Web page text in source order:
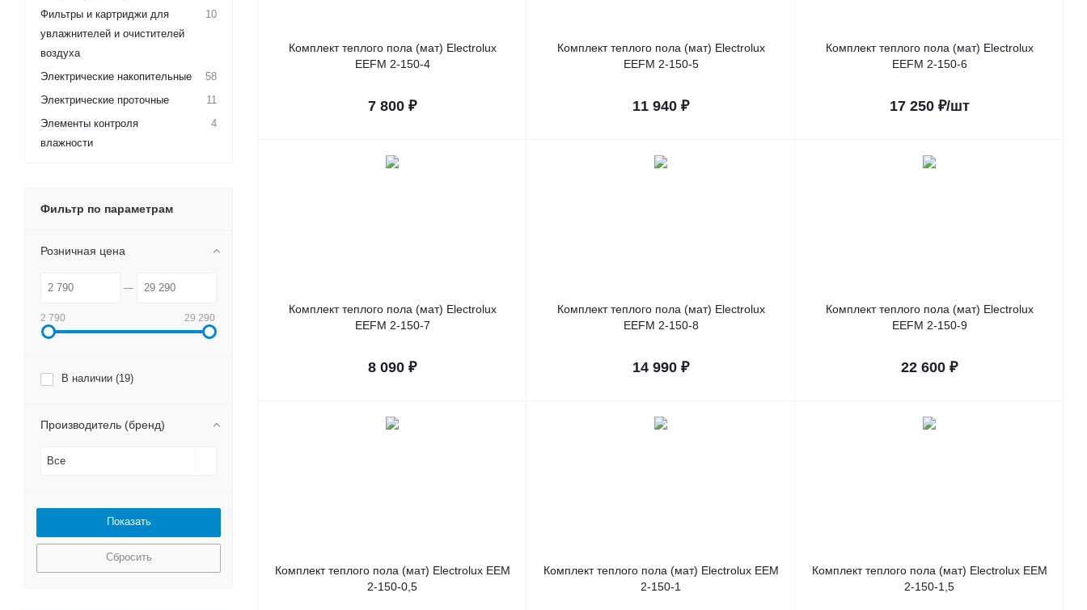
Комплект теплого пола (мат) Electrolux
EEFM 2-150-4
7 800 ₽
Комплект теплого пола (мат) Electrolux
EEFM 2-150-5
11 940 ₽
Комплект теплого пола (мат) Electrolux
EEFM 2-150-6
17 250₽/шт
Комплект теплого пола (мат) Electrolux
EEFM 2-150-7
8 090 ₽
Комплект теплого пола (мат) Electrolux
EEFM 2-150-8
14 990 ₽
Комплект теплого пола (мат) Electrolux
EEFM 2-150-9
22 600 ₽
Комплект теплого пола (мат) Electrolux EEM
2-150-0,5
Комплект теплого пола (мат) Electrolux EEM
2-150-1
Комплект теплого пола (мат) Electrolux EEM
2-150-1,5
Фильтры и картриджи для
увлажнителей и очистителей
воздуха
10
Электрические накопительные
58
Электрические проточные
11
Элементы контроля
влажности
4
Фильтр по параметрам
Розничная цена
2 790 29 290
В наличии (19)
Производитель (бренд)
Все
Сбросить